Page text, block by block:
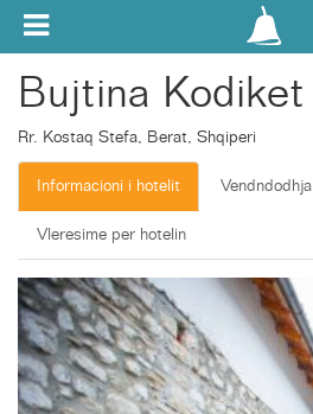
Toggle navigation
Bujtina Kodiket
Rr. Kostaq Stefa, Berat, Shqiperi
Informacioni i hotelit Vendndodhja
Vleresime per hotelin